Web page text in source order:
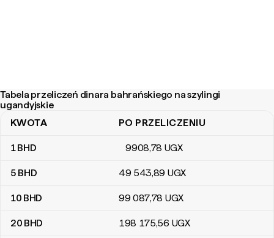
Tabela przeliczeń dinara bahrańskiego na szylingi
ugandyjskie
Tabela przeliczeń dinara bahrańskiego na szylingi ugandyjskie
KWOTA PO PRZELICZENIU
1BHD 9908,78 UGX
5 BHD 49 543,89 UGX
10 BHD 99 087,78 UGX
20 BHD 198 175,56 UGX